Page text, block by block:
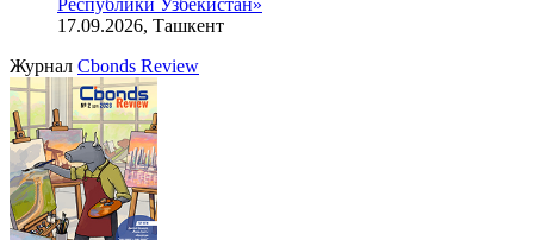
Республики Узбекистан»
17.09.2026, Ташкент
Журнал Cbonds Review